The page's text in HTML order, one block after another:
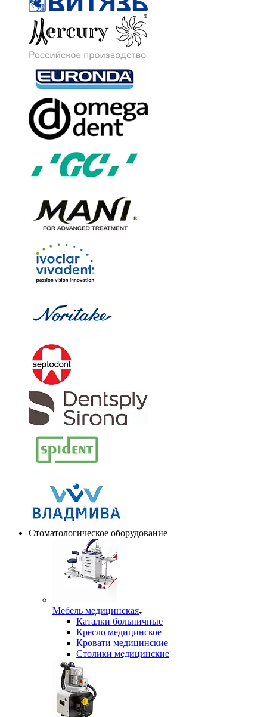
Стоматологическое оборудование
Мебель медицинская
Каталки больничные
Кресло медицинское
Кровати медицинские
Столики медицинские